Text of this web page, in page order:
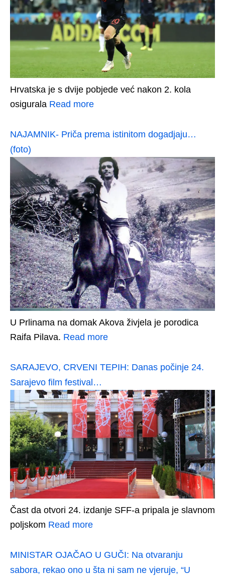
Hrvatska je s dvije pobjede već nakon 2. kola
osigurala Read more
NAJAMNIK- Priča prema istinitom dogadjaju…
(foto)
U Prlinama na domak Akova živjela je porodica
Raifa Pilava. Read more
SARAJEVO, CRVENI TEPIH: Danas počinje 24.
Sarajevo film festival…
Čast da otvori 24. izdanje SFF-a pripala je slavnom
poljskom Read more
MINISTAR OJAČAO U GUČI: Na otvaranju
sabora, rekao ono u šta ni sam ne vjeruje, “U